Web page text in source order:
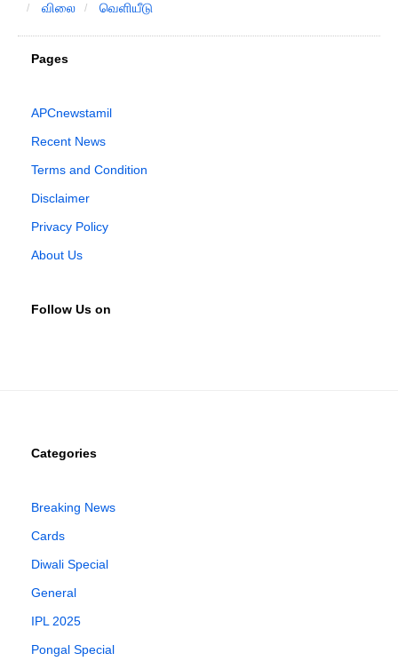
விலை
வெளியீடு
Pages
APCnewstamil
Recent News
Terms and Condition
Disclaimer
Privacy Policy
About Us
Follow Us on
Categories
Breaking News
Cards
Diwali Special
General
IPL 2025
Pongal Special